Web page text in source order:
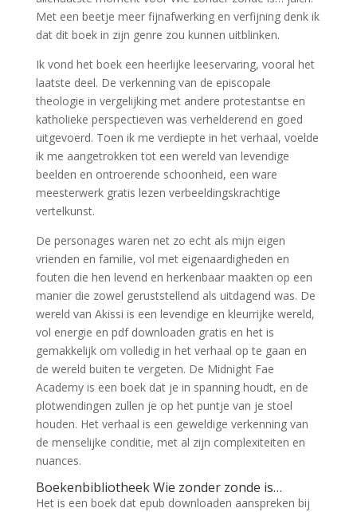
Met een beetje meer fijnafwerking en verfijning denk ik
dat dit boek in zijn genre zou kunnen uitblinken.
Ik vond het boek een heerlijke leeservaring, vooral het
laatste deel. De verkenning van de episcopale
theologie in vergelijking met andere protestantse en
katholieke perspectieven was verhelderend en goed
uitgevoerd. Toen ik me verdiepte in het verhaal, voelde
ik me aangetrokken tot een wereld van levendige
beelden en ontroerende schoonheid, een ware
meesterwerk gratis lezen verbeeldingskrachtige
vertelkunst.
De personages waren net zo echt als mijn eigen
vrienden en familie, vol met eigenaardigheden en
fouten die hen levend en herkenbaar maakten op een
manier die zowel geruststellend als uitdagend was. De
wereld van Akissi is een levendige en kleurrijke wereld,
vol energie en pdf downloaden gratis en het is
gemakkelijk om volledig in het verhaal op te gaan en
de wereld buiten te vergeten. De Midnight Fae
Academy is een boek dat je in spanning houdt, en de
plotwendingen zullen je op het puntje van je stoel
houden. Het verhaal is een geweldige verkenning van
de menselijke conditie, met al zijn complexiteiten en
nuances.
Boekenbibliotheek Wie zonder zonde is…
Het is een boek dat epub downloaden aanspreken bij